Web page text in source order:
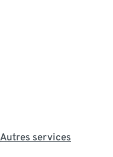
Autres services